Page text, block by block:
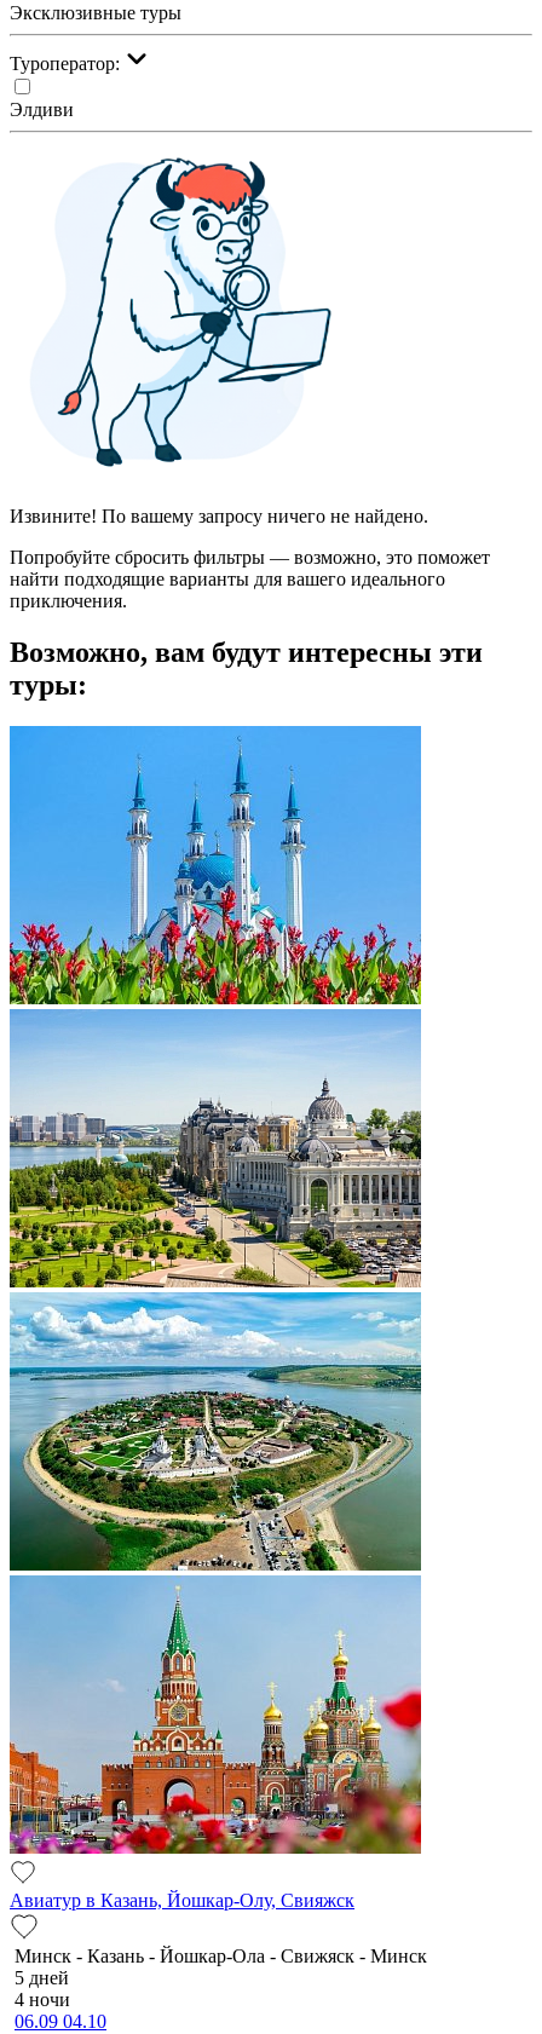
Эксклюзивные туры
Туроператор:
Элдиви
Извините! По вашему запросу ничего не найдено.
Попробуйте сбросить фильтры — возможно, это поможет
найти подходящие варианты для вашего идеального
приключения.
Возможно, вам будут интересны эти
туры:
Авиатур в Казань, Йошкар-Олу, Свияжск
Минск - Казань - Йошкар-Ола - Свижяск - Минск
5 дней
4 ночи
06.09 04.10